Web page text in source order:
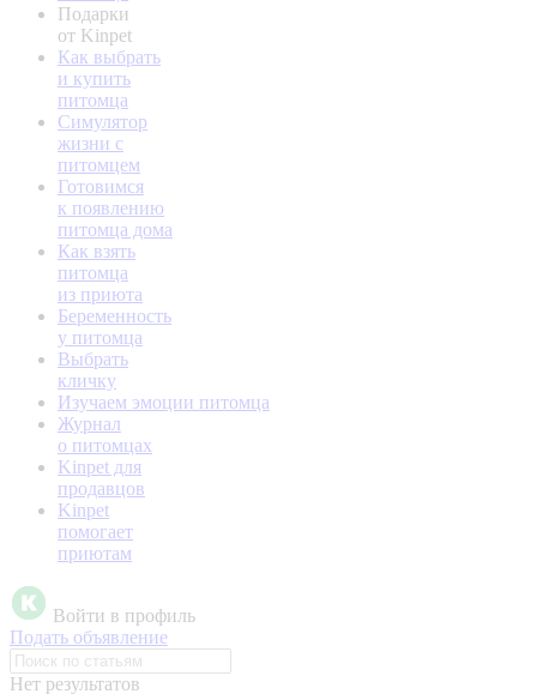
Подарки
от Kinpet
Как выбрать
и купить
питомца
Симулятор
жизни с
питомцем
Готовимся
к появлению
питомца дома
Как взять
питомца
из приюта
Беременность
у питомца
Выбрать
кличку
Изучаем эмоции питомца
Журнал
о питомцах
Kinpet для
продавцов
Kinpet
помогает
приютам
Войти в профиль
Подать объявление
Нет результатов